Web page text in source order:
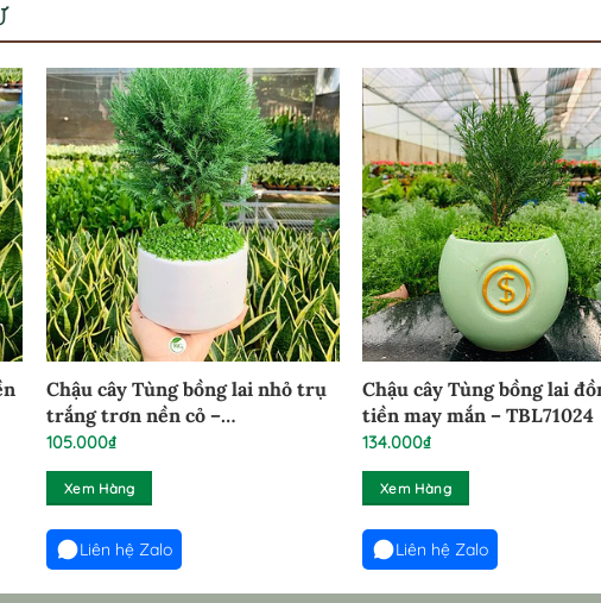
Chậu cây Tùng bồng lai nhỏ trụ
trắng trơn nền cỏ –
TBLCTR240824
105.000₫
Xem Hàng
Liên hệ Zalo
Chậu cây Tùng bồng lai
tiền may mắn – TBL71024
134.000₫
Xem Hàng
Liên hệ Zalo